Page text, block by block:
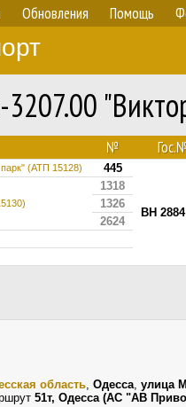
Обновления Помощь
3207.00
№
(АТП 15128) 445
BH
1318
1326
2624
область, Одесса, улица
51т, Одесса (АС "АВ